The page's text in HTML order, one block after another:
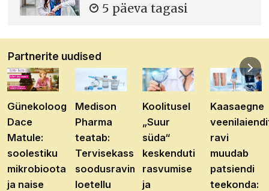
5 päeva tagasi
Partnerite uudised
Günekoloog
Dace
Matule:
soolestiku
mikrobioota
ja naise
Medison
Pharma
teatab:
Tervisekassa
soodusravimite
loetellu
Koolitusel
„Suur
süda“
keskenduti
rasvumise
ja
Kaasaegne
ravi
muudab
patsiendi
teekonda: